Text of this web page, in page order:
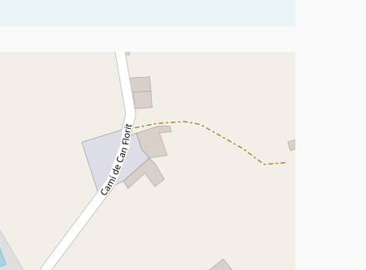
puede utilizar con un lector de pantalla pero puede ser difícil de